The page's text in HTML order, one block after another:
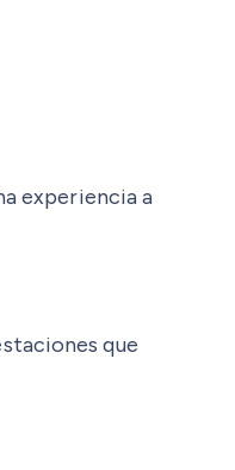
experiencia a
que